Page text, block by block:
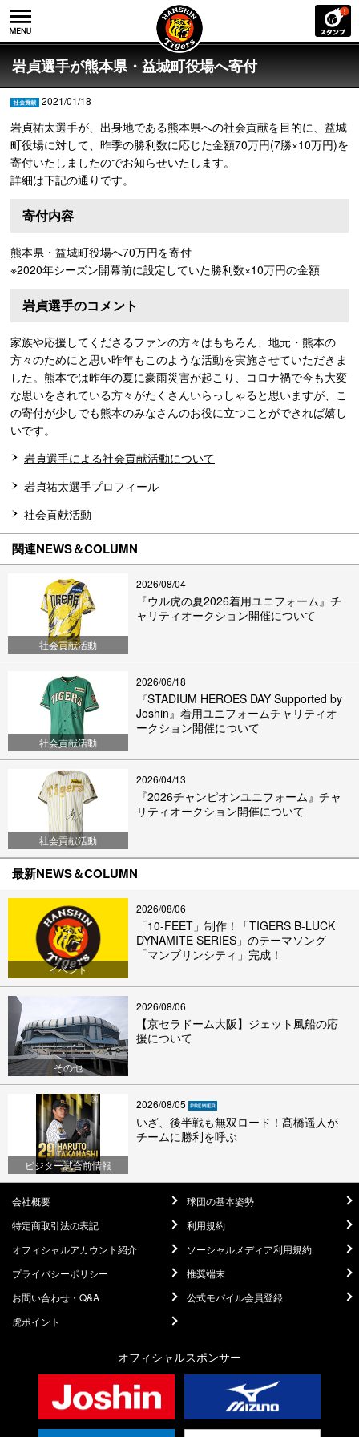
岩貞選手が熊本県・益城町役場へ寄付
2021/01/18
岩貞祐太選手が、出身地である熊本県への社会貢献を目的に、益城
町役場に対して、昨季の勝利数に応じた金額70万円(7勝×10万円)を
寄付いたしましたのでお知らせいたします。
詳細は下記の通りです。
寄付内容
熊本県・益城町役場へ70万円を寄付
※2020年シーズン開幕前に設定していた勝利数×10万円の金額
岩貞選手のコメント
家族や応援してくださるファンの方々はもちろん、地元・熊本の
方々のためにと思い昨年もこのような活動を実施させていただきま
した。熊本では昨年の夏に豪雨災害が起こり、コロナ禍で今も大変
な思いをされている方々がたくさんいらっしゃると思いますが、こ
の寄付が少しでも熊本のみなさんのお役に立つことができれば嬉し
いです。
岩貞選手による社会貢献活動について
岩貞祐太選手プロフィール
社会貢献活動
関連NEWS＆COLUMN
社会貢献活動
2026/08/04
『ウル虎の夏2026着用ユニフォーム』チ
ャリティオークション開催について
社会貢献活動
2026/06/18
『STADIUM HEROES DAY Supported by
Joshin』着用ユニフォームチャリティオ
ークション開催について
社会貢献活動
2026/04/13
『2026チャンピオンユニフォーム』チャ
リティオークション開催について
最新NEWS＆COLUMN
イベント
2026/08/06
「10-FEET」制作！「TIGERS B-LUCK
DYNAMITE SERIES」のテーマソング
「マンブリンシティ」完成！
その他
2026/08/06
【京セラドーム大阪】ジェット風船の応
援について
ビジター試合前情報
2026/08/05
いざ、後半戦も無双ロード！髙橋遥人が
チームに勝利を呼ぶ
会社概要
球団の基本姿勢
特定商取引法の表記
利用規約
オフィシャルアカウント紹介
ソーシャルメディア利用規約
プライバシーポリシー
推奨端末
お問い合わせ・Q&A
公式モバイル会員登録
虎ポイント
オフィシャルスポンサー